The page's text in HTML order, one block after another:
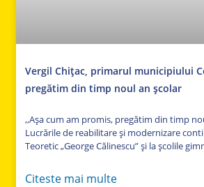
Vergil Chițac, primarul municipiului
pregătim din timp noul an școlar
,,Așa cum am promis, pregătim din timp
Lucrările de reabilitare și modernizare
Teoretic „George Călinescu” și la școlile
Citeste mai multe